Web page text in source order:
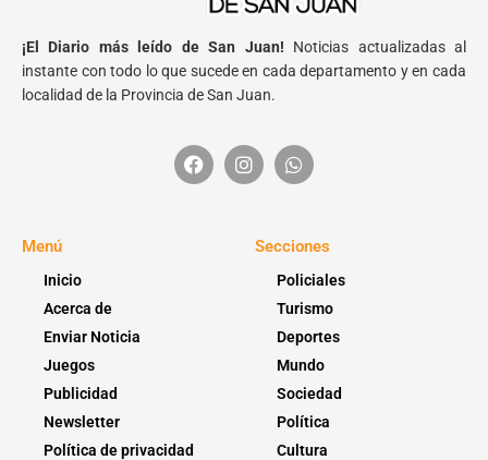
¡El Diario más leído de San Juan! Noticias actualizadas al
instante con todo lo que sucede en cada departamento y en cada
localidad de la Provincia de San Juan.
Menú
Inicio
Acerca de
Enviar Noticia
Juegos
Publicidad
Newsletter
Política de privacidad
Secciones
Policiales
Turismo
Deportes
Mundo
Sociedad
Política
Cultura